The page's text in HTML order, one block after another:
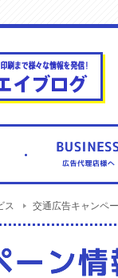
ス 交通広告キャンペ